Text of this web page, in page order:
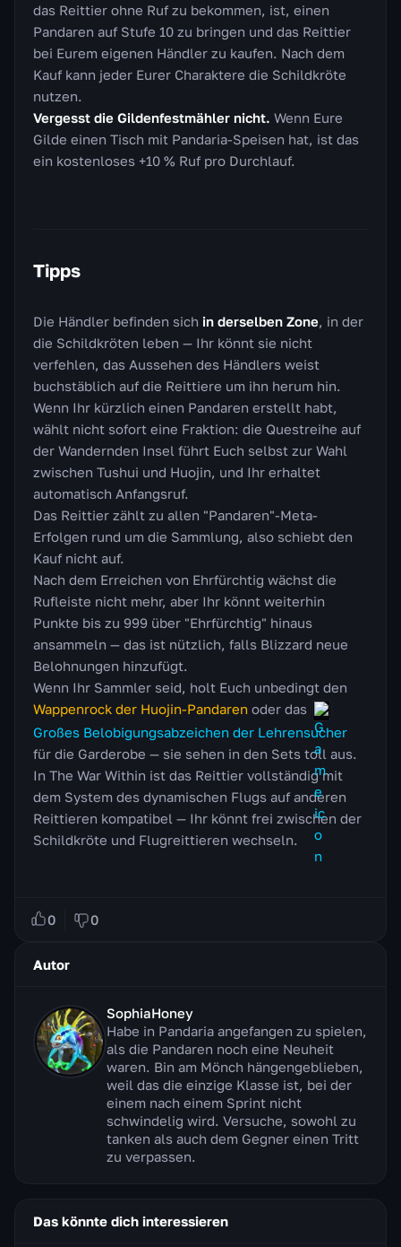
das Reittier ohne Ruf zu bekommen, ist, einen
Pandaren auf Stufe 10 zu bringen und das Reittier
bei Eurem eigenen Händler zu kaufen. Nach dem
Kauf kann jeder Eurer Charaktere die Schildkröte
nutzen.
Vergesst die Gildenfestmähler nicht. Wenn Eure
Gilde einen Tisch mit Pandaria-Speisen hat, ist das
ein kostenloses +10 % Ruf pro Durchlauf.
Tipps
Die Händler befinden sich in derselben Zone, in der
die Schildkröten leben — Ihr könnt sie nicht
verfehlen, das Aussehen des Händlers weist
buchstäblich auf die Reittiere um ihn herum hin.
Wenn Ihr kürzlich einen Pandaren erstellt habt,
wählt nicht sofort eine Fraktion: die Questreihe auf
der Wandernden Insel führt Euch selbst zur Wahl
zwischen Tushui und Huojin, und Ihr erhaltet
automatisch Anfangsruf.
Das Reittier zählt zu allen "Pandaren"-Meta-
Erfolgen rund um die Sammlung, also schiebt den
Kauf nicht auf.
Nach dem Erreichen von Ehrfürchtig wächst die
Rufleiste nicht mehr, aber Ihr könnt weiterhin
Punkte bis zu 999 über "Ehrfürchtig" hinaus
ansammeln — das ist nützlich, falls Blizzard neue
Belohnungen hinzufügt.
Wenn Ihr Sammler seid, holt Euch unbedingt den
Wappenrock der Huojin-Pandaren oder das
Großes Belobigungsabzeichen der Lehrensucher
für die Garderobe — sie sehen in den Sets toll aus.
In The War Within ist das Reittier vollständig mit
dem System des dynamischen Flugs auf anderen
Reittieren kompatibel — Ihr könnt frei zwischen der
Schildkröte und Flugreittieren wechseln.
0 0
Autor
SophiaHoney
Habe in Pandaria angefangen zu spielen,
als die Pandaren noch eine Neuheit
waren. Bin am Mönch hängengeblieben,
weil das die einzige Klasse ist, bei der
einem nach einem Sprint nicht
schwindelig wird. Versuche, sowohl zu
tanken als auch dem Gegner einen Tritt
zu verpassen.
Das könnte dich interessieren